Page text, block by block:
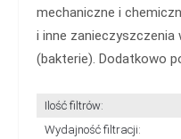
mechaniczne i
i inne zanieczyszczenia
(bakterie). Dodatkowo
Ilość filtrów:
Wydajność filtracji: